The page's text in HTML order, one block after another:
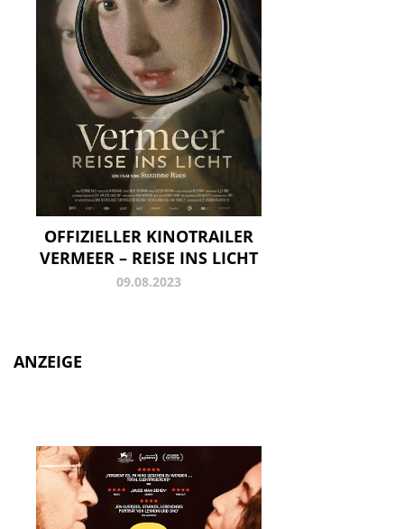
OFFIZIELLER KINOTRAILER
VERMEER – REISE INS LICHT
09.08.2023
ANZEIGE